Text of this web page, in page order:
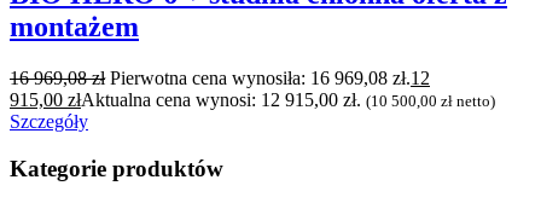
montażem
16 969,08zł Pierwotna cena wynosiła: 16 969,08 zł.12
915,00 złAktualna cena wynosi: 12 915,00 zł. (10 500,00 zł netto)
Szczegóły
Kategorie produktów